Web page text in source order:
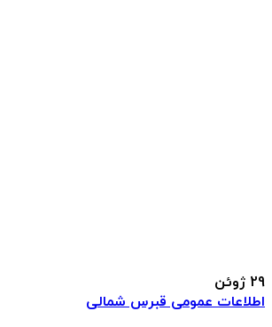
29 ژوئن
اطلاعات عمومی قبرس شمالی